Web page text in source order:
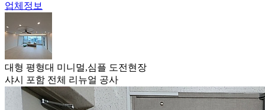
업체정보
대형 평형대 미니멀,심플 도전현장
샤시 포함 전체 리뉴얼 공사